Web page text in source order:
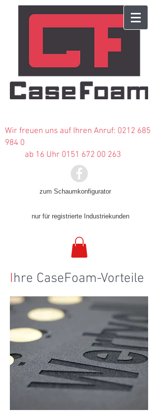
Wir freuen uns auf Ihren Anruf: 0212 685
984 0
ab 16 Uhr 0151 672 00 263
zum Schaumkonfigurator
nur für registrierte Industriekunden
Ihre CaseFoam-Vorteile